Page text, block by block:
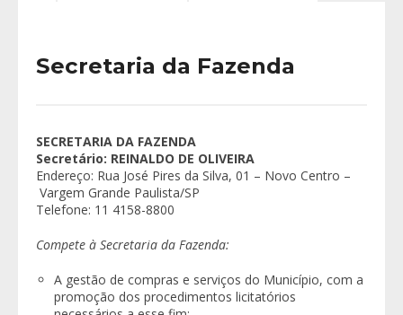
Secretaria da Fazenda
SECRETARIA DA FAZENDA
Secretário: REINALDO DE OLIVEIRA
Endereço: Rua José Pires da Silva, 01 – Novo Centro –
Vargem Grande Paulista/SP
Telefone: 11 4158-8800
Compete à Secretaria da Fazenda:
A gestão de compras e serviços do Município, com a
promoção dos procedimentos licitatórios